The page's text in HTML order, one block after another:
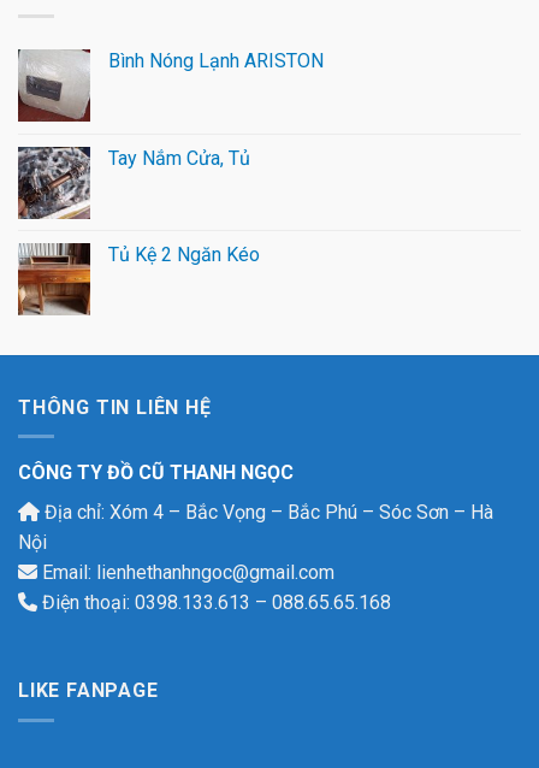
Bình Nóng Lạnh ARISTON
Tay Nắm Cửa, Tủ
Tủ Kệ 2 Ngăn Kéo
THÔNG TIN LIÊN HỆ
CÔNG TY ĐỒ CŨ THANH NGỌC
Địa chỉ: Xóm 4 – Bắc Vọng – Bắc Phú – Sóc Sơn – Hà
Nội
Email: lienhethanhngoc@gmail.com
Điện thoại: 0398.133.613 – 088.65.65.168
LIKE FANPAGE